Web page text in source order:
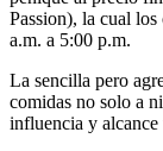
Passion), la cual
a.m. a 5:00 p.m.
La sencilla pero
comidas no solo a
influencia y